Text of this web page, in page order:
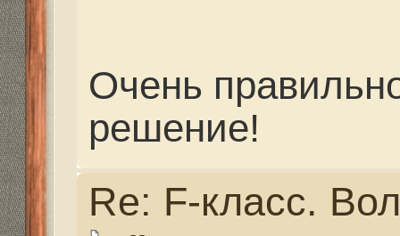
Re: F-класс.
08 июн 2016, 19:29